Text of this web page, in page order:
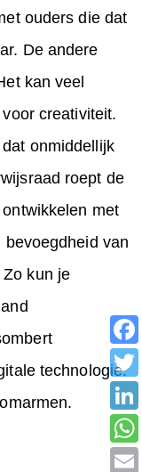
ouders die dat
De andere
kan veel
creativiteit.
onmiddellijk
roept de
met
van
kun je
technologie.